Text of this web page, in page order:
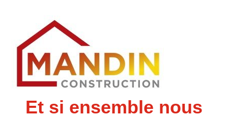
Et si ensemble nous